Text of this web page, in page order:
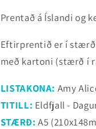
Prentað á Íslandi og
Eftirprentið er í stærð
með kartoni (stærð í
LISTAKONA: Amy
TITILL: Eldfjall -
STÆRÐ: A5